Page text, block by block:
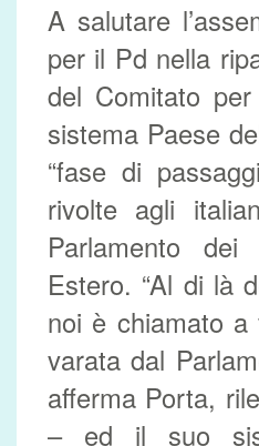
A salutare
per il Pd nella
del Comitato
sistema Paese
“fase di
rivolte agli
Parlamento dei
Estero. “Al di là
noi è chiamato
varata dal
afferma Porta,
– ed il suo